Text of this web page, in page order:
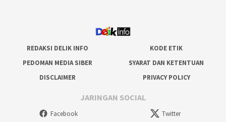
REDAKSI DELIK INFO
KODE ETIK
PEDOMAN MEDIA SIBER
SYARAT DAN KETENTUAN
DISCLAIMER
PRIVACY POLICY
JARINGAN SOCIAL
Facebook Twitter